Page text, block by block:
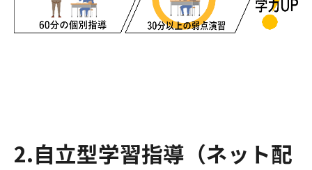
2.自立型学習指導（ネット配